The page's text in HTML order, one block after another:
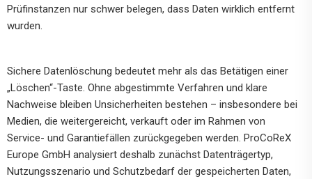
Prüfinstanzen nur schwer belegen, dass Daten wirklich entfernt
wurden.
Sichere Datenlöschung bedeutet mehr als das Betätigen einer
„Löschen“-Taste. Ohne abgestimmte Verfahren und klare
Nachweise bleiben Unsicherheiten bestehen – insbesondere bei
Medien, die weitergereicht, verkauft oder im Rahmen von
Service- und Garantiefällen zurückgegeben werden. ProCoReX
Europe GmbH analysiert deshalb zunächst Datenträgertyp,
Nutzungsszenario und Schutzbedarf der gespeicherten Daten,